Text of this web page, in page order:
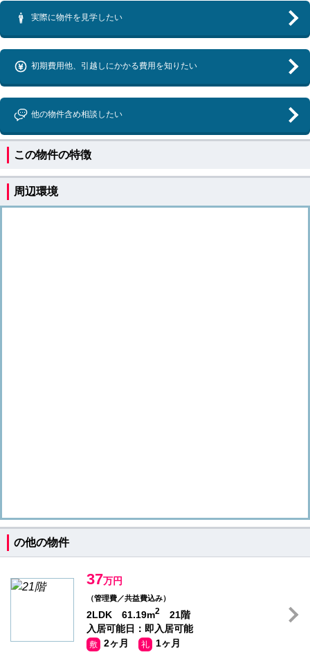
実際に物件を見学したい
初期費用他、引越しにかかる費用を知りたい
他の物件含め相談したい
この物件の特徴
周辺環境
の他の物件
37万円
（管理費／共益費込み）
2LDK 61.19m2
21階
入居可能日：即入居可能
敷 2ヶ月 礼 1ヶ月